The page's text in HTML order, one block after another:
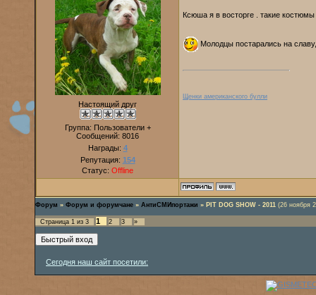
Настоящий друг
Группа: Пользователи +
Сообщений: 8016
Награды: 4
Репутация: 154
Статус: Offline
Ксюша я в восторге . такие
Молодцы постарались на
Щенки американского булли
Форум » Форум и форумчане » АнтиСМИпортажи » PIT DOG SHOW - 2011 (26 ноября
Страница 1 из 3 1 2 3 »
Сегодня наш сайт посетили: